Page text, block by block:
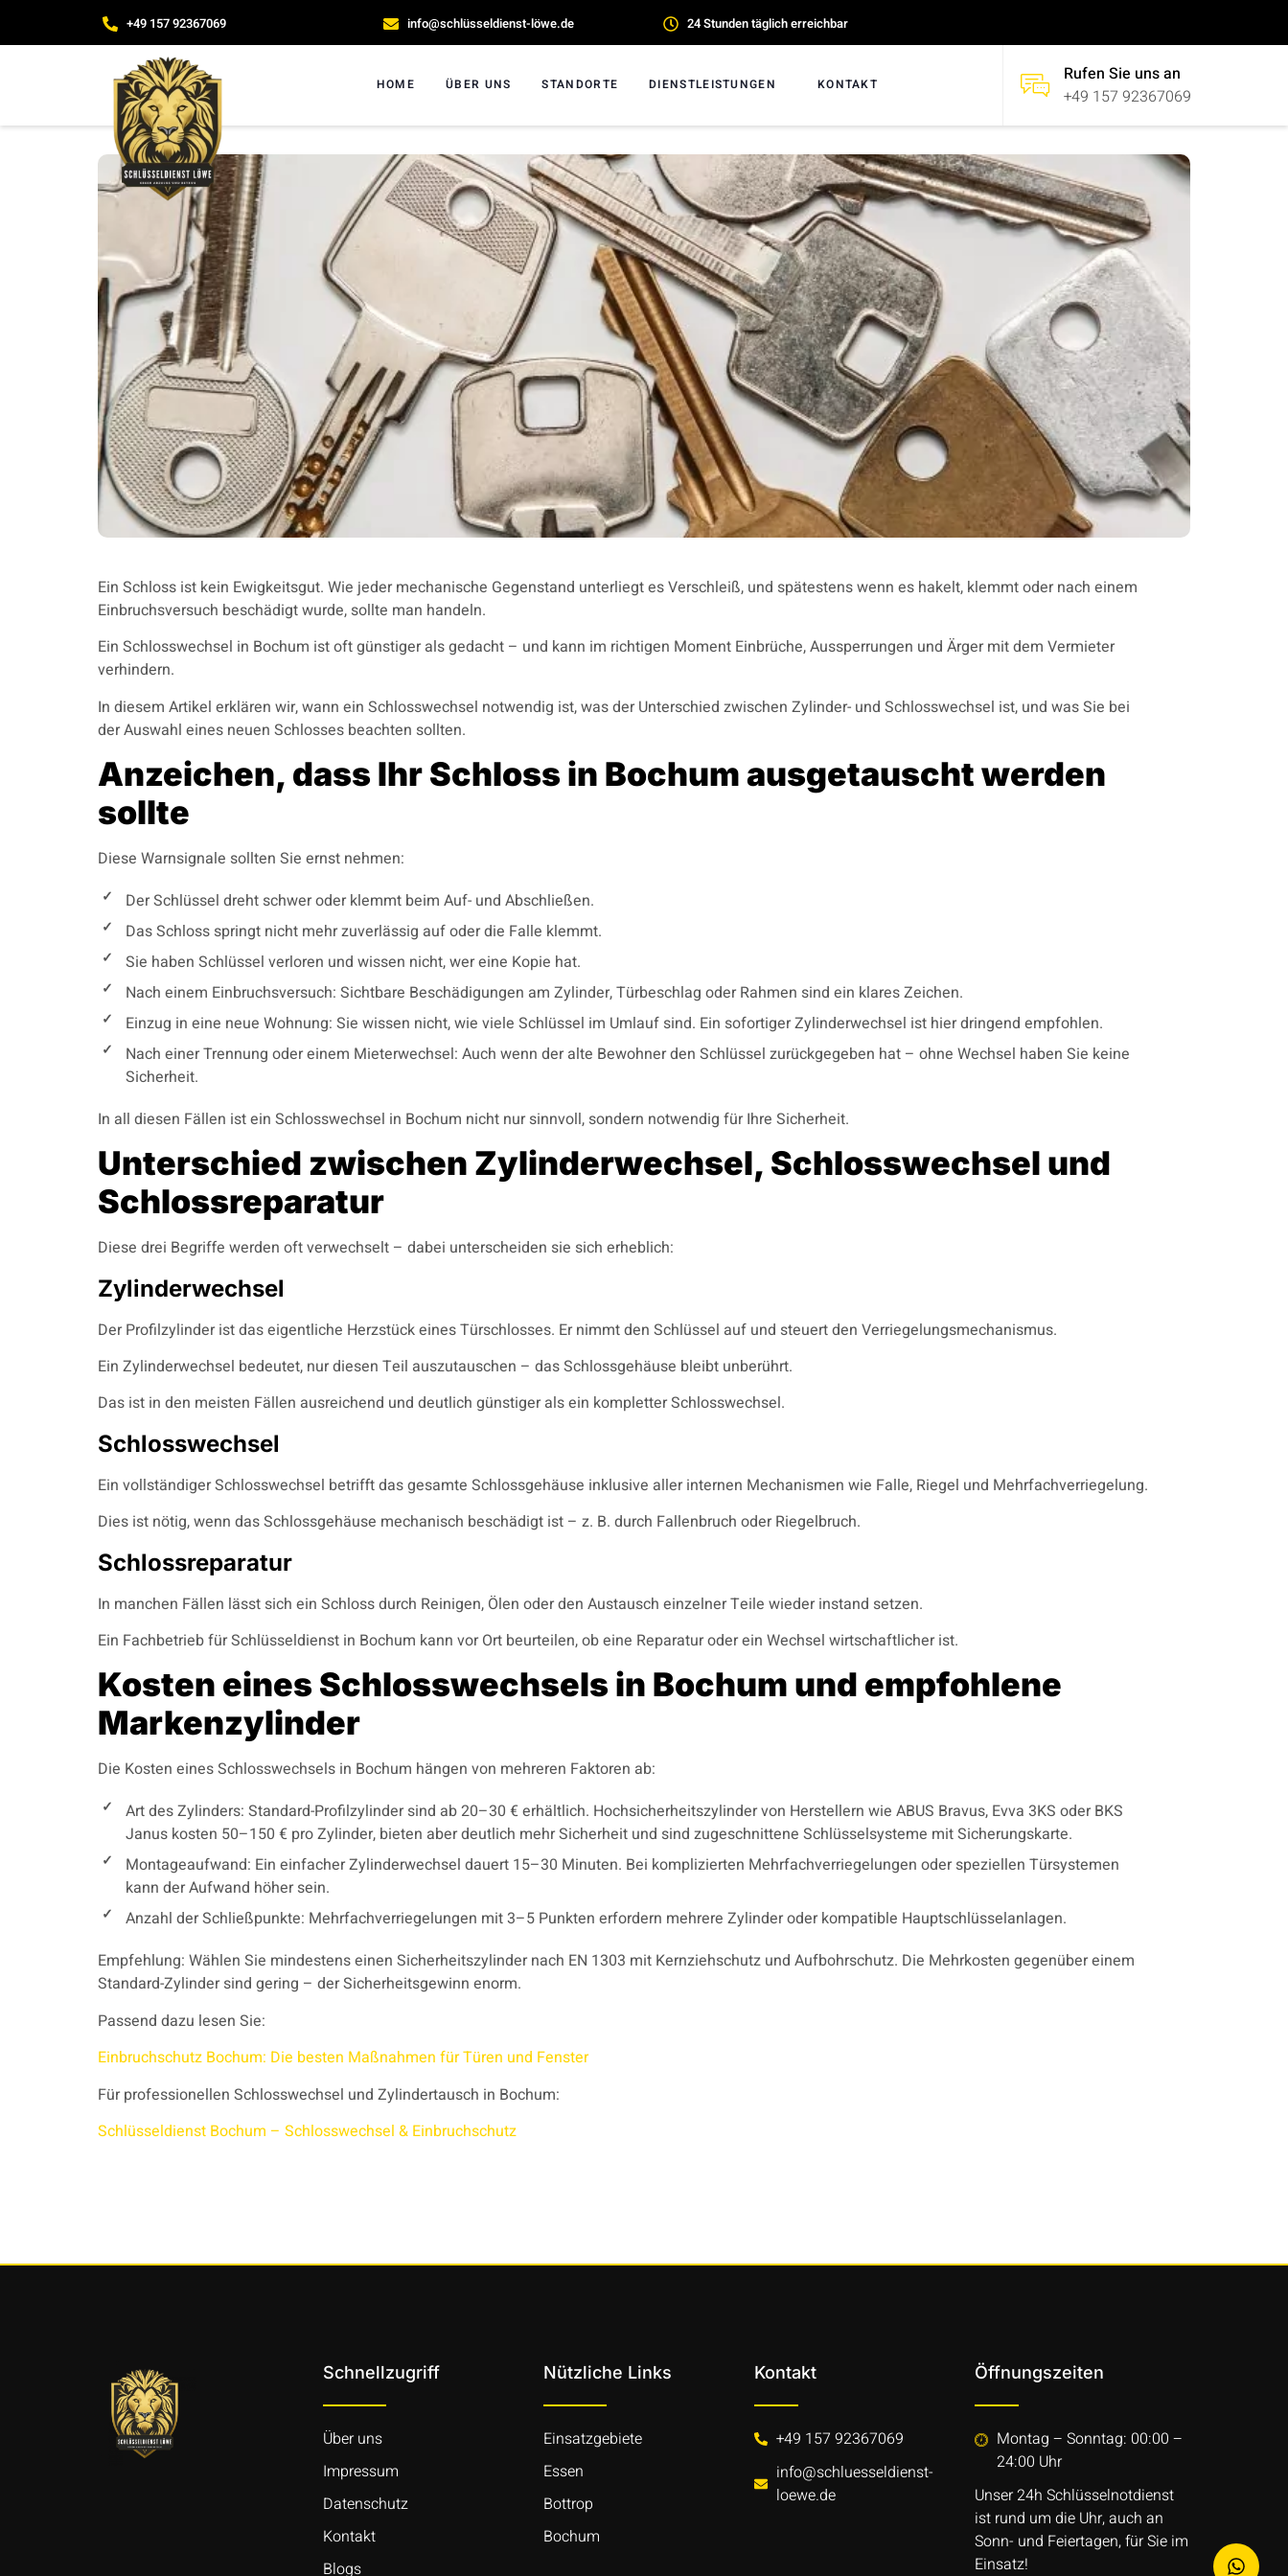
+49 157 92367069 info@schlüsseldienst-löwe.de 24 Stunden täglich erreichbar
HOME ÜBER UNS STANDORTE DIENSTLEISTUNGEN KONTAKT
Rufen Sie uns an
+49 157 92367069
Ein Schloss ist kein Ewigkeitsgut. Wie jeder mechanische Gegenstand unterliegt es Verschleiß, und spätestens wenn es hakelt, klemmt oder nach einem
Einbruchsversuch beschädigt wurde, sollte man handeln.
Ein Schlosswechsel in Bochum ist oft günstiger als gedacht – und kann im richtigen Moment Einbrüche, Aussperrungen und Ärger mit dem Vermieter
verhindern.
In diesem Artikel erklären wir, wann ein Schlosswechsel notwendig ist, was der Unterschied zwischen Zylinder- und Schlosswechsel ist, und was Sie bei
der Auswahl eines neuen Schlosses beachten sollten.
Anzeichen, dass Ihr Schloss in Bochum ausgetauscht werden
sollte
Diese Warnsignale sollten Sie ernst nehmen:
Der Schlüssel dreht schwer oder klemmt beim Auf- und Abschließen.
Das Schloss springt nicht mehr zuverlässig auf oder die Falle klemmt.
Sie haben Schlüssel verloren und wissen nicht, wer eine Kopie hat.
Nach einem Einbruchsversuch: Sichtbare Beschädigungen am Zylinder, Türbeschlag oder Rahmen sind ein klares Zeichen.
Einzug in eine neue Wohnung: Sie wissen nicht, wie viele Schlüssel im Umlauf sind. Ein sofortiger Zylinderwechsel ist hier dringend empfohlen.
Nach einer Trennung oder einem Mieterwechsel: Auch wenn der alte Bewohner den Schlüssel zurückgegeben hat – ohne Wechsel haben Sie keine
Sicherheit.
In all diesen Fällen ist ein Schlosswechsel in Bochum nicht nur sinnvoll, sondern notwendig für Ihre Sicherheit.
Unterschied zwischen Zylinderwechsel, Schlosswechsel und
Schlossreparatur
Diese drei Begriffe werden oft verwechselt – dabei unterscheiden sie sich erheblich:
Zylinderwechsel
Der Profilzylinder ist das eigentliche Herzstück eines Türschlosses. Er nimmt den Schlüssel auf und steuert den Verriegelungsmechanismus.
Ein Zylinderwechsel bedeutet, nur diesen Teil auszutauschen – das Schlossgehäuse bleibt unberührt.
Das ist in den meisten Fällen ausreichend und deutlich günstiger als ein kompletter Schlosswechsel.
Schlosswechsel
Ein vollständiger Schlosswechsel betrifft das gesamte Schlossgehäuse inklusive aller internen Mechanismen wie Falle, Riegel und Mehrfachverriegelung.
Dies ist nötig, wenn das Schlossgehäuse mechanisch beschädigt ist – z. B. durch Fallenbruch oder Riegelbruch.
Schlossreparatur
In manchen Fällen lässt sich ein Schloss durch Reinigen, Ölen oder den Austausch einzelner Teile wieder instand setzen.
Ein Fachbetrieb für Schlüsseldienst in Bochum kann vor Ort beurteilen, ob eine Reparatur oder ein Wechsel wirtschaftlicher ist.
Kosten eines Schlosswechsels in Bochum und empfohlene
Markenzylinder
Die Kosten eines Schlosswechsels in Bochum hängen von mehreren Faktoren ab:
Art des Zylinders: Standard-Profilzylinder sind ab 20–30 € erhältlich. Hochsicherheitszylinder von Herstellern wie ABUS Bravus, Evva 3KS oder BKS
Janus kosten 50–150 € pro Zylinder, bieten aber deutlich mehr Sicherheit und sind zugeschnittene Schlüsselsysteme mit Sicherungskarte.
Montageaufwand: Ein einfacher Zylinderwechsel dauert 15–30 Minuten. Bei komplizierten Mehrfachverriegelungen oder speziellen Türsystemen
kann der Aufwand höher sein.
Anzahl der Schließpunkte: Mehrfachverriegelungen mit 3–5 Punkten erfordern mehrere Zylinder oder kompatible Hauptschlüsselanlagen.
Empfehlung: Wählen Sie mindestens einen Sicherheitszylinder nach EN 1303 mit Kernziehschutz und Aufbohrschutz. Die Mehrkosten gegenüber einem
Standard-Zylinder sind gering – der Sicherheitsgewinn enorm.
Passend dazu lesen Sie:
Einbruchschutz Bochum: Die besten Maßnahmen für Türen und Fenster
Für professionellen Schlosswechsel und Zylindertausch in Bochum:
Schlüsseldienst Bochum – Schlosswechsel & Einbruchschutz
Schnellzugriff
Über uns
Impressum
Datenschutz
Kontakt
Blogs
Nützliche Links
Einsatzgebiete
Essen
Bottrop
Bochum
Kontakt
+49 157 92367069
info@schluesseldienst-
loewe.de
Öffnungszeiten
Montag – Sonntag: 00:00 –
24:00 Uhr
Unser 24h Schlüsselnotdienst
ist rund um die Uhr, auch an
Sonn- und Feiertagen, für Sie im
Einsatz!